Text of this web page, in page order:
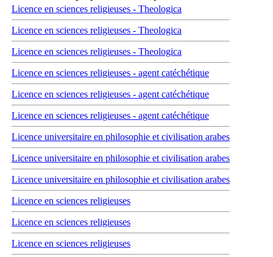
Licence en sciences religieuses - Theologica
Licence en sciences religieuses - Theologica
Licence en sciences religieuses - Theologica
Licence en sciences religieuses - agent catéchétique
Licence en sciences religieuses - agent catéchétique
Licence en sciences religieuses - agent catéchétique
Licence universitaire en philosophie et civilisation arabes
Licence universitaire en philosophie et civilisation arabes
Licence universitaire en philosophie et civilisation arabes
Licence en sciences religieuses
Licence en sciences religieuses
Licence en sciences religieuses